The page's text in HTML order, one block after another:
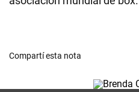
Compartí esta nota